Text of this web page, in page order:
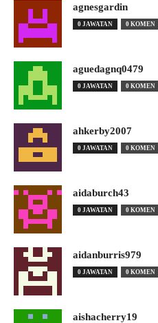
agnesgardin
0 JAWATAN 0 KOMEN
aguedagnq0479
0 JAWATAN 0 KOMEN
ahkerby2007
0 JAWATAN 0 KOMEN
aidaburch43
0 JAWATAN 0 KOMEN
aidanburris979
0 JAWATAN 0 KOMEN
aishacherry19